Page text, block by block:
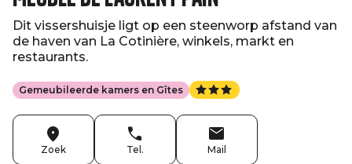
Dit vissershuisje ligt op een steenworp afstand van
de haven van La Cotinière, winkels, markt en
restaurants.
Gemeubileerde kamers en Gîtes
Zoek Tel. Mail